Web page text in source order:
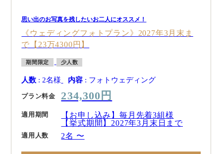
思い出のお写真を残したいお二人にオススメ！
《ウェディングフォトプラン》2027年3月末ま
で【23万4300円】
期間限定 少人数
人数 : 2名様 内容 : フォトウェディング
プラン料金 234,300円
適用期間
【お申し込み】毎月先着3組様
【挙式期間】2027年3月末日まで
適用人数 2名 〜